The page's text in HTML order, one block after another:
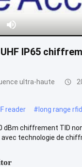
IP65
ultra-haute
reader #long range
dBm chiffrement TID
technologie de